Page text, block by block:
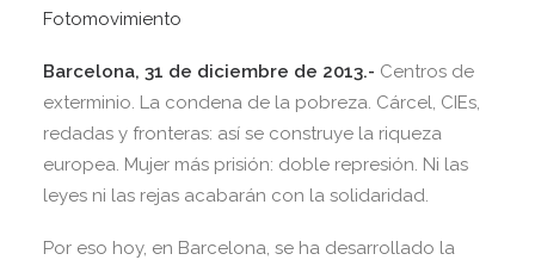
Fotomovimiento
Barcelona, 31 de diciembre de 2013.- Centros de
exterminio. La condena de la pobreza. Cárcel, CIEs,
redadas y fronteras: así se construye la riqueza
europea. Mujer más prisión: doble represión. Ni las
leyes ni las rejas acabarán con la solidaridad.
Por eso hoy, en Barcelona, se ha desarrollado la